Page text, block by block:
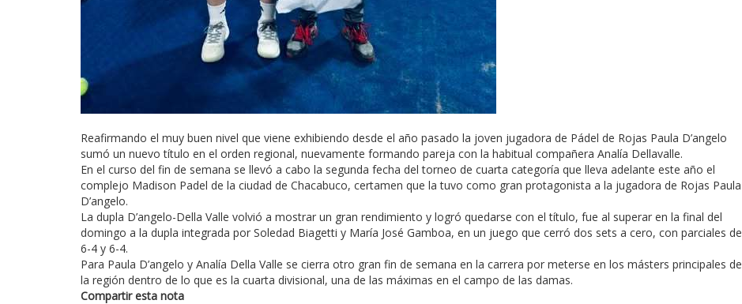
Reafirmando el muy buen nivel que viene exhibiendo desde el año pasado la joven jugadora de Pádel de Rojas Paula D’angelo
sumó un nuevo título en el orden regional, nuevamente formando pareja con la habitual compañera Analía Dellavalle.
En el curso del fin de semana se llevó a cabo la segunda fecha del torneo de cuarta categoría que lleva adelante este año el
complejo Madison Padel de la ciudad de Chacabuco, certamen que la tuvo como gran protagonista a la jugadora de Rojas Paula
D’angelo.
La dupla D’angelo-Della Valle volvió a mostrar un gran rendimiento y logró quedarse con el título, fue al superar en la final del
domingo a la dupla integrada por Soledad Biagetti y María José Gamboa, en un juego que cerró dos sets a cero, con parciales de
6-4 y 6-4.
Para Paula D’angelo y Analía Della Valle se cierra otro gran fin de semana en la carrera por meterse en los másters principales de
la región dentro de lo que es la cuarta divisional, una de las máximas en el campo de las damas.
Compartir esta nota